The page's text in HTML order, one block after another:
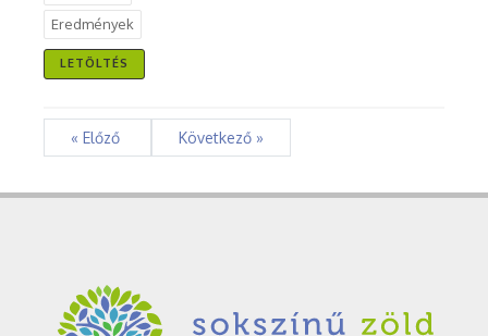
Eredmények
LETÖLTÉS
« Előző Következő »